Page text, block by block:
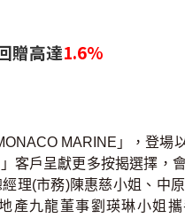
贈高達1.6%
MARINE」，登場
客戶呈獻更多按揭選擇，
理(市務)陳惠慈小姐、中
產九龍董事劉瑛琳小姐